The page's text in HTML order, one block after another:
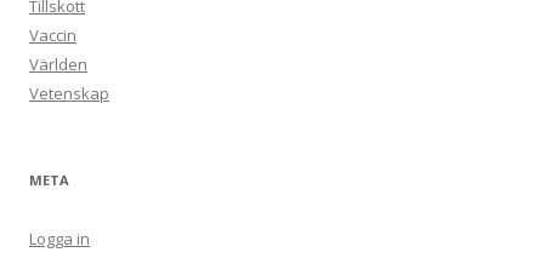
Tillskott
Vaccin
Världen
Vetenskap
META
Logga in